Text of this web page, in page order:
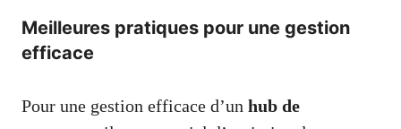
Meilleures pratiques pour une gestion
efficace
Pour une gestion efficace d’un hub de